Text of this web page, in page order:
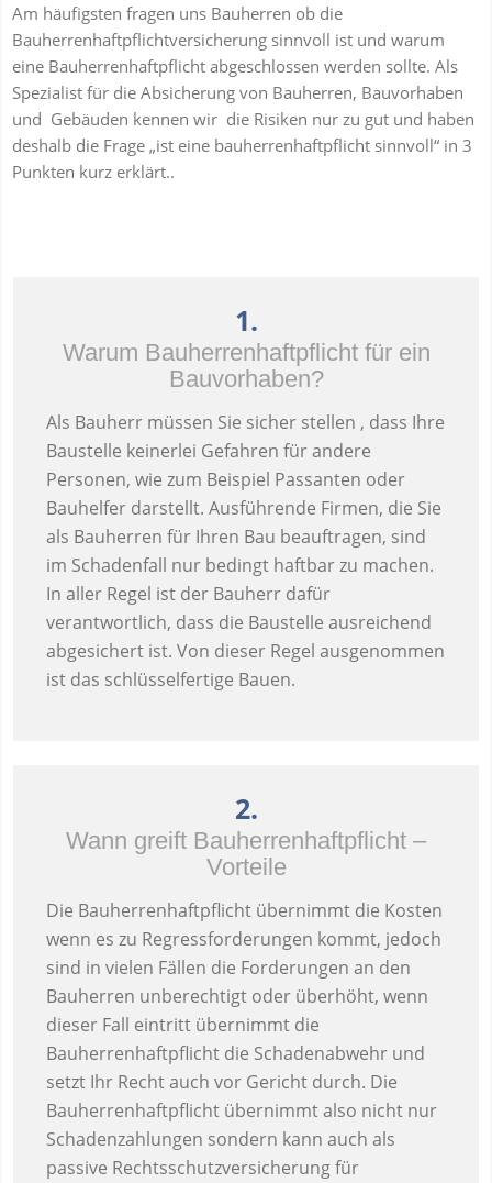
Am häufigsten fragen uns Bauherren ob die
Bauherrenhaftpflichtversicherung sinnvoll ist und warum
eine Bauherrenhaftpflicht abgeschlossen werden sollte. Als
Spezialist für die Absicherung von Bauherren, Bauvorhaben
und Gebäuden kennen wir die Risiken nur zu gut und haben
deshalb die Frage „ist eine bauherrenhaftpflicht sinnvoll“ in 3
Punkten kurz erklärt..
1.
Warum Bauherrenhaftpflicht für ein
Bauvorhaben?
Als Bauherr müssen Sie sicher stellen , dass Ihre
Baustelle keinerlei Gefahren für andere
Personen, wie zum Beispiel Passanten oder
Bauhelfer darstellt. Ausführende Firmen, die Sie
als Bauherren für Ihren Bau beauftragen, sind
im Schadenfall nur bedingt haftbar zu machen.
In aller Regel ist der Bauherr dafür
verantwortlich, dass die Baustelle ausreichend
abgesichert ist. Von dieser Regel ausgenommen
ist das schlüsselfertige Bauen.
2.
Wann greift Bauherrenhaftpflicht –
Vorteile
Die Bauherrenhaftpflicht übernimmt die Kosten
wenn es zu Regressforderungen kommt, jedoch
sind in vielen Fällen die Forderungen an den
Bauherren unberechtigt oder überhöht, wenn
dieser Fall eintritt übernimmt die
Bauherrenhaftpflicht die Schadenabwehr und
setzt Ihr Recht auch vor Gericht durch. Die
Bauherrenhaftpflicht übernimmt also nicht nur
Schadenzahlungen sondern kann auch als
passive Rechtsschutzversicherung für